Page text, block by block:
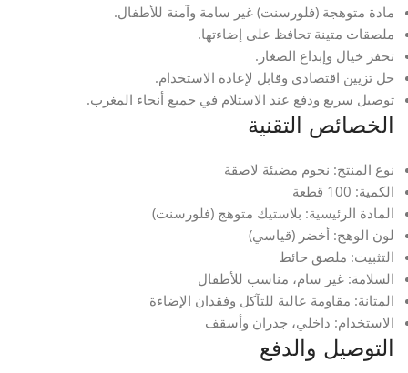
مادة متوهجة (فلورسنت) غير سامة وآمنة للأطفال.
ملصقات متينة تحافظ على إضاءتها.
تحفز خيال وإبداع الصغار.
حل تزيين اقتصادي وقابل لإعادة الاستخدام.
توصيل سريع ودفع عند الاستلام في جميع أنحاء المغرب.
الخصائص التقنية
نوع المنتج: نجوم مضيئة لاصقة
الكمية: 100 قطعة
المادة الرئيسية: بلاستيك متوهج (فلورسنت)
لون الوهج: أخضر (قياسي)
التثبيت: ملصق حائط
السلامة: غير سام، مناسب للأطفال
المتانة: مقاومة عالية للتآكل وفقدان الإضاءة
الاستخدام: داخلي، جدران وأسقف
التوصيل والدفع